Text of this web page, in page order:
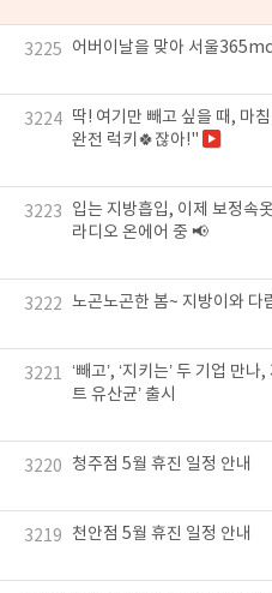
3225 어버이날을 맞아 서울
3224 딱! 여기만 빼고 싶을 때, 마
완전 럭키🍀잖아!"
3223
입는 지방흡입, 이제 보정속
라디오 온에어 중 📢
3222 노곤노곤한 봄~ 지방이와 다
3221
‘빼고’, ‘지키는’ 두 기업 만
트 유산균’ 출시
3220 청주점 5월 휴진 일정 안내
3219 천안점 5월 휴진 일정 안내